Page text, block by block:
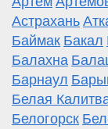
Астрахань
Баймак Бакал
Балахна
Барнаул
Белая
Белогорск